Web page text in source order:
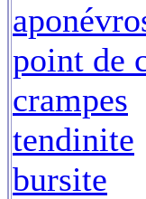
point de
crampes
tendinite
bursite